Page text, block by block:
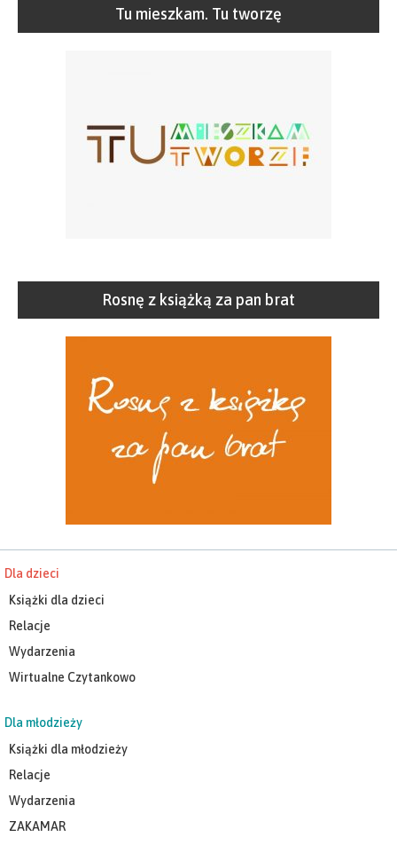
Tu mieszkam. Tu tworzę
Rosnę z książką za pan brat
Dla dzieci
Książki dla dzieci
Relacje
Wydarzenia
Wirtualne Czytankowo
Dla młodzieży
Książki dla młodzieży
Relacje
Wydarzenia
ZAKAMAR